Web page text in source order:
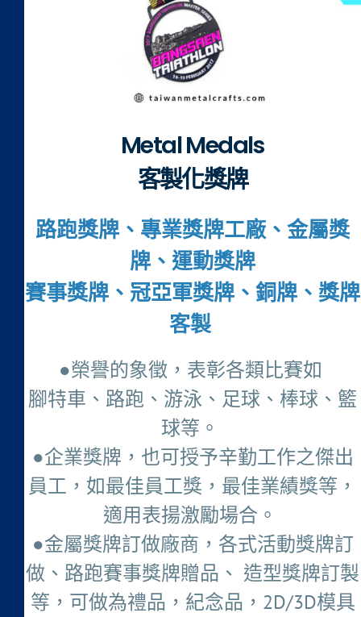
Metal Medals
客製化獎牌
路跑獎牌、專業獎牌工廠、金屬獎
牌、運動獎牌
賽事獎牌、冠亞軍獎牌、銅牌、獎牌
客製
●榮譽的象徵，表彰各類比賽如
腳特車、路跑、游泳、足球、棒球、籃
球等。
●企業獎牌，也可授予辛勤工作之傑出
員工，如最佳員工獎，最佳業績獎等，
適用表揚激勵場合。
●金屬獎牌訂做廠商，各式活動獎牌訂
做、路跑賽事獎牌贈品、 造型獎牌訂製
等，可做為禮品，紀念品，2D/3D模具